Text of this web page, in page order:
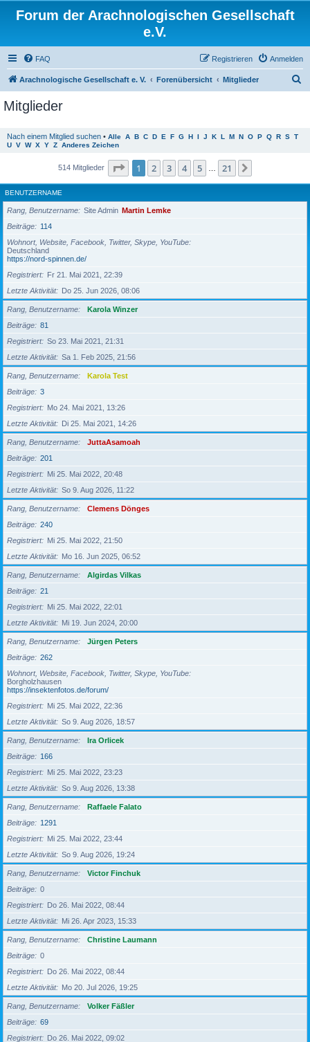
Forum der Arachnologischen Gesellschaft
e.V.
FAQ Anmelden
Registrieren
Arachnologische Gesellschaft e. V. Forenübersicht Mitglieder
Mitglieder
Nach einem Mitglied suchen • Alle A B C D E F G H I J K L M N O P Q R S T
U V W X Y Z Anderes Zeichen
514 Mitglieder Seite 1von 21
1 2 3 4 5 21
BENUTZERNAME
Rang, Benutzername Site Admin Martin Lemke
Beiträge
114
Wohnort, Website, Facebook, Twitter, Skype, YouTube
Deutschland
https://nord-spinnen.de/
Registriert
Fr 21. Mai 2021, 22:39
Letzte Aktivität
Do 25. Jun 2026, 08:06
Rang, Benutzername
Karola Winzer
Beiträge
81
Registriert
So 23. Mai 2021, 21:31
Letzte Aktivität
Sa 1. Feb 2025, 21:56
Rang, Benutzername
Karola Test
Beiträge
3
Registriert
Mo 24. Mai 2021, 13:26
Letzte Aktivität
Di 25. Mai 2021, 14:26
Rang, Benutzername
JuttaAsamoah
Beiträge
201
Registriert
Mi 25. Mai 2022, 20:48
Letzte Aktivität
So 9. Aug 2026, 11:22
Rang, Benutzername
Clemens Dönges
Beiträge
240
Registriert
Mi 25. Mai 2022, 21:50
Letzte Aktivität
Mo 16. Jun 2025, 06:52
Rang, Benutzername
Algirdas Vilkas
Beiträge
21
Registriert
Mi 25. Mai 2022, 22:01
Letzte Aktivität
Mi 19. Jun 2024, 20:00
Rang, Benutzername
Jürgen Peters
Beiträge
262
Wohnort, Website, Facebook, Twitter, Skype, YouTube
Borgholzhausen
https://insektenfotos.de/forum/
Registriert
Mi 25. Mai 2022, 22:36
Letzte Aktivität
So 9. Aug 2026, 18:57
Rang, Benutzername
Ira Orlicek
Beiträge
166
Registriert
Mi 25. Mai 2022, 23:23
Letzte Aktivität
So 9. Aug 2026, 13:38
Rang, Benutzername
Raffaele Falato
Beiträge
1291
Registriert
Mi 25. Mai 2022, 23:44
Letzte Aktivität
So 9. Aug 2026, 19:24
Rang, Benutzername
Victor Finchuk
Beiträge
0
Registriert
Do 26. Mai 2022, 08:44
Letzte Aktivität
Mi 26. Apr 2023, 15:33
Rang, Benutzername
Christine Laumann
Beiträge
0
Registriert
Do 26. Mai 2022, 08:44
Letzte Aktivität
Mo 20. Jul 2026, 19:25
Rang, Benutzername
Volker Fäßler
Beiträge
69
Registriert
Do 26. Mai 2022, 09:02